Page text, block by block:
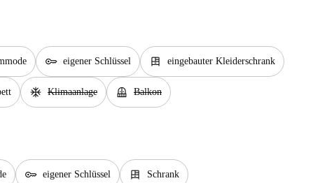
key eigener Schlüssel dresser eingebauter Kleiderschrank
ac_unit Klimaanlage balcony Balkon
key eigener Schlüssel dresser Schrank